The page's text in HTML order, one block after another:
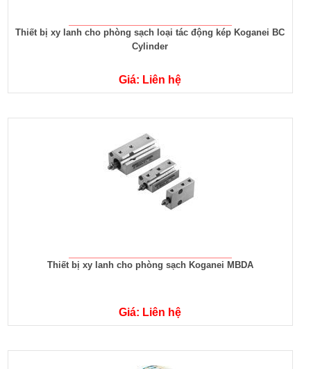
Thiết bị xy lanh cho phòng sạch loại tác động kép Koganei BC
Cylinder
Giá: Liên hệ
Thiết bị xy lanh cho phòng sạch Koganei MBDA
Giá: Liên hệ